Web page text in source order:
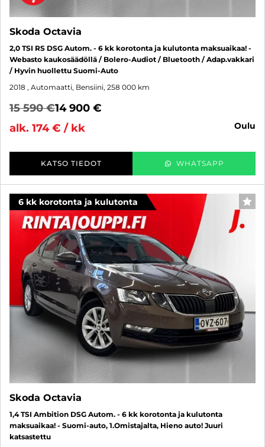
Skoda Octavia
2,0 TSI RS DSG Autom. - 6 kk korotonta ja kulutonta maksuaikaa! -
Webasto kaukosäädöllä / Bolero-Audiot / Bluetooth / Adap.vakkari
/ Hyvin huollettu Suomi-Auto
2018 , Automaatti, Bensiini, 258 000 km
15 590 €14 900 €
alk. 174 € / kk
oulu
KATSO TIEDOT WHATSAPP
6 kk korotonta ja kulutonta
Skoda Octavia
1,4 TSI Ambition DSG Autom. - 6 kk korotonta ja kulutonta
maksuaikaa! - Suomi-auto, 1.Omistajalta, Hieno auto! Juuri
katsastettu